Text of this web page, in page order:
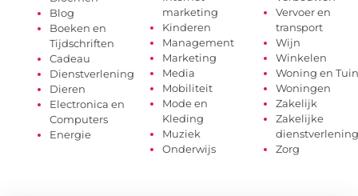
Blog
Boeken en
Tijdschriften
Cadeau
Dienstverlening
Dieren
Electronica en
Computers
Energie
marketing
Kinderen
Management
Marketing
Media
Mobiliteit
Mode en
Kleding
Muziek
Onderwijs
Vervoer en
transport
Wijn
Winkelen
Woning en Tuin
Woningen
Zakelijk
Zakelijke
dienstverlening
Zorg